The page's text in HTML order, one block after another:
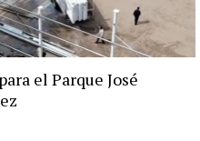
el Parque José